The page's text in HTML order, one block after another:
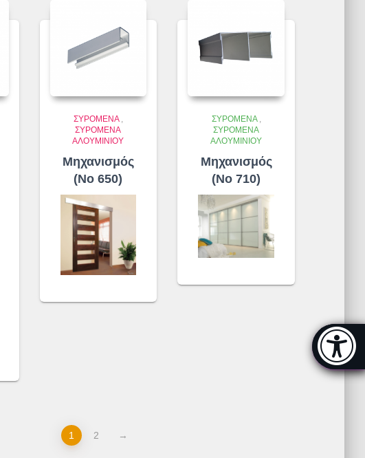
Μπάρα
ΣΥΡΌΜΕΝΑ,
ΣΥΡΌΜΕΝΑ
ΑΛΟΥΜΙΝΊΟΥ
Μηχανισμός
(No 650)
ΣΥΡΌΜΕΝΑ,
ΣΥΡΌΜΕΝΑ
ΑΛΟΥΜΙΝΊΟΥ
Μηχανισμός
(No 710)
1 2 →